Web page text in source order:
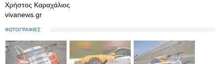
Χρήστος Καραχάλιος
vivanews.gr
ΦΩΤΟΓΡΑΦΙΕΣ